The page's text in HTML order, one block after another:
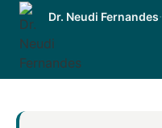
Dr. Neudi Fernandes·